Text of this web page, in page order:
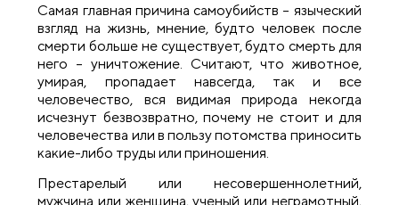
Самая главная причина самоубийств – языческий
взгляд на жизнь, мнение, будто человек после
смерти больше не существует, будто смерть для
него – уничтожение. Считают, что животное,
умирая, пропадает навсегда, так и все
человечество, вся видимая природа некогда
исчезнут безвозвратно, почему не стоит и для
человечества или в пользу потомства приносить
какие-либо труды или приношения.
Престарелый или несовершеннолетний,
мужчина или женщина, ученый или неграмотный,